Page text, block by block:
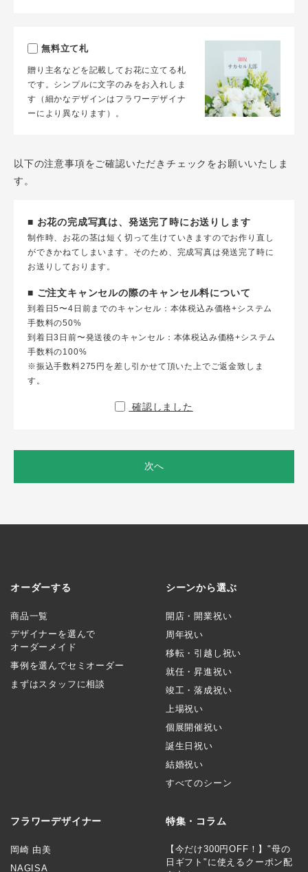
無料立て札
贈り主名などを記載してお花に立てる札
です。シンプルに文字のみをお入れしま
す（細かなデザインはフラワーデザイナ
ーにより異なります）。
以下の注意事項をご確認いただきチェックをお願いいたしま
す。
■ お花の完成写真は、発送完了時にお送りします
制作時、お花の茎は短く切って生けていきますのでお作り直し
ができかねてしまいます。そのため、完成写真は発送完了時に
お送りしております。
■ ご注文キャンセルの際のキャンセル料について
到着日5〜4日前までのキャンセル：本体税込み価格+システム
手数料の50%
到着日3日前〜発送後のキャンセル：本体税込み価格+システム
手数料の100%
※振込手数料275円を差し引かせて頂いた上でご返金致しま
す。
確認しました
次へ
オーダーする
商品一覧
デザイナーを選んで
オーダーメイド
事例を選んでセミオーダー
まずはスタッフに相談
シーンから選ぶ
開店・開業祝い
周年祝い
移転・引越し祝い
就任・昇進祝い
竣工・落成祝い
上場祝い
個展開催祝い
誕生日祝い
結婚祝い
すべてのシーン
フラワーデザイナー
岡崎 由美
NAGISA
特集・コラム
【今だけ300円OFF！】"母の
日ギフト"に使えるクーポン配